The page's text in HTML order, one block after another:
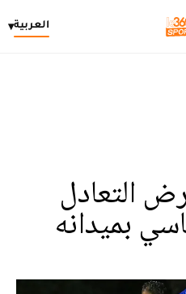
العربية▾
التعادل
بميدانه